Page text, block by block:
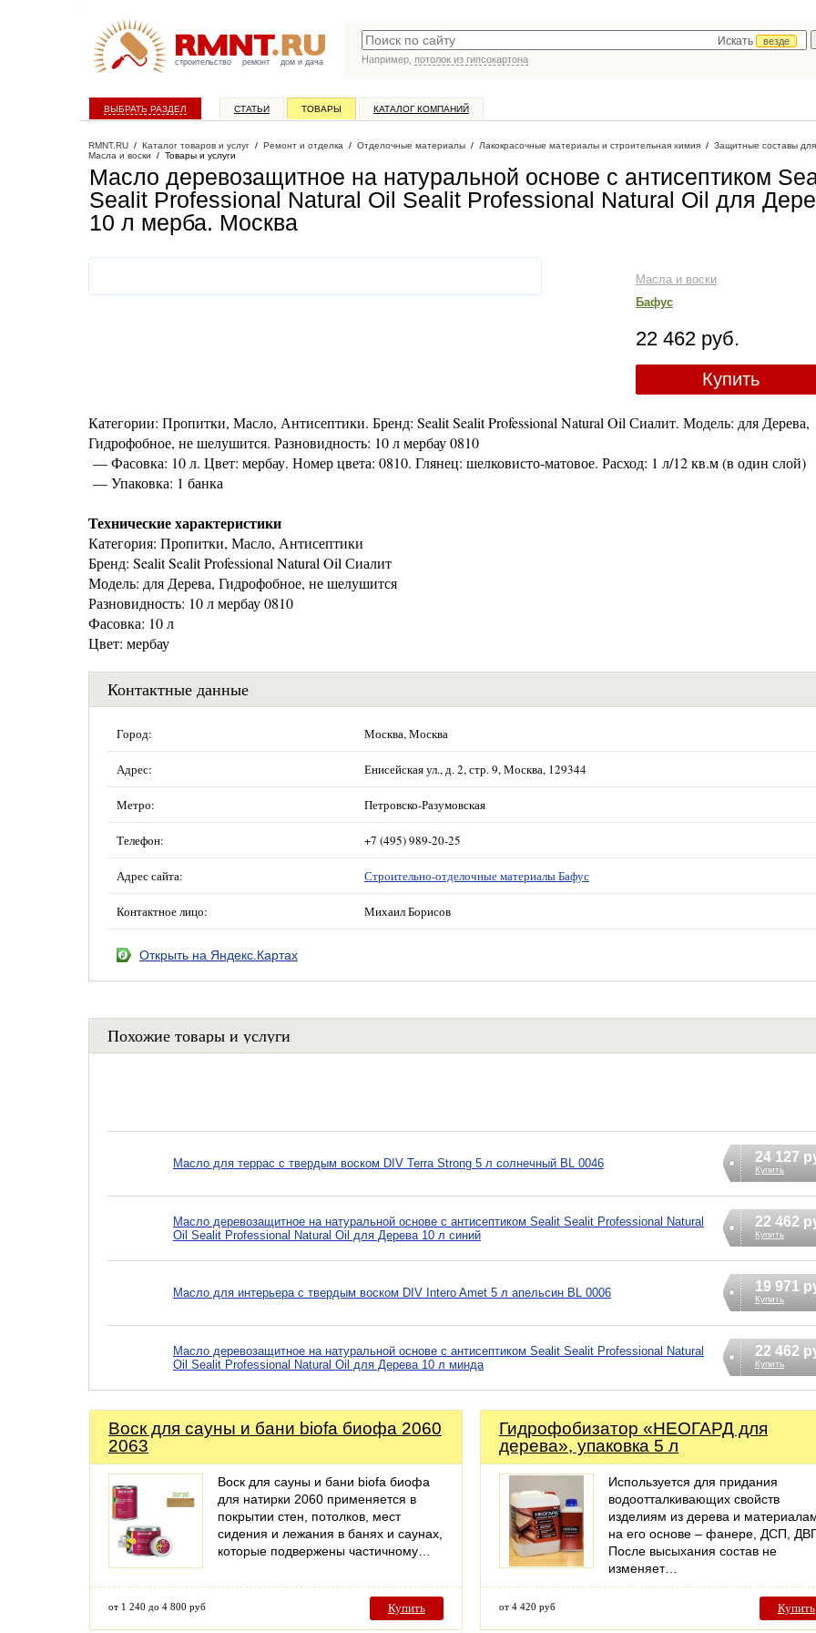
строительство ремонт дом и дача
Искать
везде
Например, потолок из гипсокартона
ВЫБРАТЬ РАЗДЕЛ СТАТЬИ ТОВАРЫ КАТАЛОГ КОМПАНИЙ
RMNT.RU / Каталог товаров и услуг / Ремонт и отделка / Отделочные материалы / Лакокрасочные материалы и строительная химия / Защитные составы
Масла и воски / Товары и услуги
Масло деревозащитное на натуральной основе с антисептиком
Sealit Professional Natural Oil Sealit Professional Natural Oil для
10 л мерба. Москва
Масла и воски
Бафус
22 462 руб.
Купить
Категории: Пропитки, Масло, Антисептики. Бренд: Sealit Sealit Professional Natural Oil Сиалит. Модель: для Дерева,
Гидрофобное, не шелушится. Разновидность: 10 л мербау 0810
— Фасовка: 10 л. Цвет: мербау. Номер цвета: 0810. Глянец: шелковисто-матовое. Расход: 1 л/12 кв.м (в один слой)
— Упаковка: 1 банка
Технические характеристики
Категория: Пропитки, Масло, Антисептики
Бренд: Sealit Sealit Professional Natural Oil Сиалит
Модель: для Дерева, Гидрофобное, не шелушится
Разновидность: 10 л мербау 0810
Фасовка: 10 л
Цвет: мербау
Контактные данные
Город: Москва, Москва
Адрес: Енисейская ул., д. 2, стр. 9, Москва, 129344
Метро: Петровско-Разумовская
Телефон: +7 (495) 989-20-25
Адрес сайта: Строительно-отделочные материалы Бафус
Контактное лицо: Михаил Борисов
Открыть на Яндекс.Картах
Похожие товары и услуги
Масло для террас с твердым воском DIV Terra Strong 5 л солнечный BL 0046 24 127
Купить
Масло деревозащитное на натуральной основе с антисептиком Sealit Sealit Professional Natural
Oil Sealit Professional Natural Oil для Дерева 10 л синий
22 462
Купить
Масло для интерьера с твердым воском DIV Intero Amet 5 л апельсин BL 0006 19 971
Купить
Масло деревозащитное на натуральной основе с антисептиком Sealit Sealit Professional Natural
Oil Sealit Professional Natural Oil для Дерева 10 л минда
22 462
Купить
Воск для сауны и бани biofa биофа 2060
2063
Воск для сауны и бани biofa биофа
для натирки 2060 применяется в
покрытии стен, потолков, мест
сидения и лежания в банях и саунах,
которые подвержены частичному…
от 1 240 до 4 800 руб Купить
Гидрофобизатор «НЕОГАРД для
дерева», упаковка 5 л
Используется для придания
водоотталкивающих свойств
изделиям из дерева и
на его основе – фанере, ДСП,
После высыхания состав не
изменяет…
от 4 420 руб Купить